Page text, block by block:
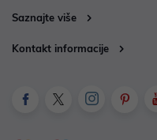
Saznajte više
Kontakt informacije